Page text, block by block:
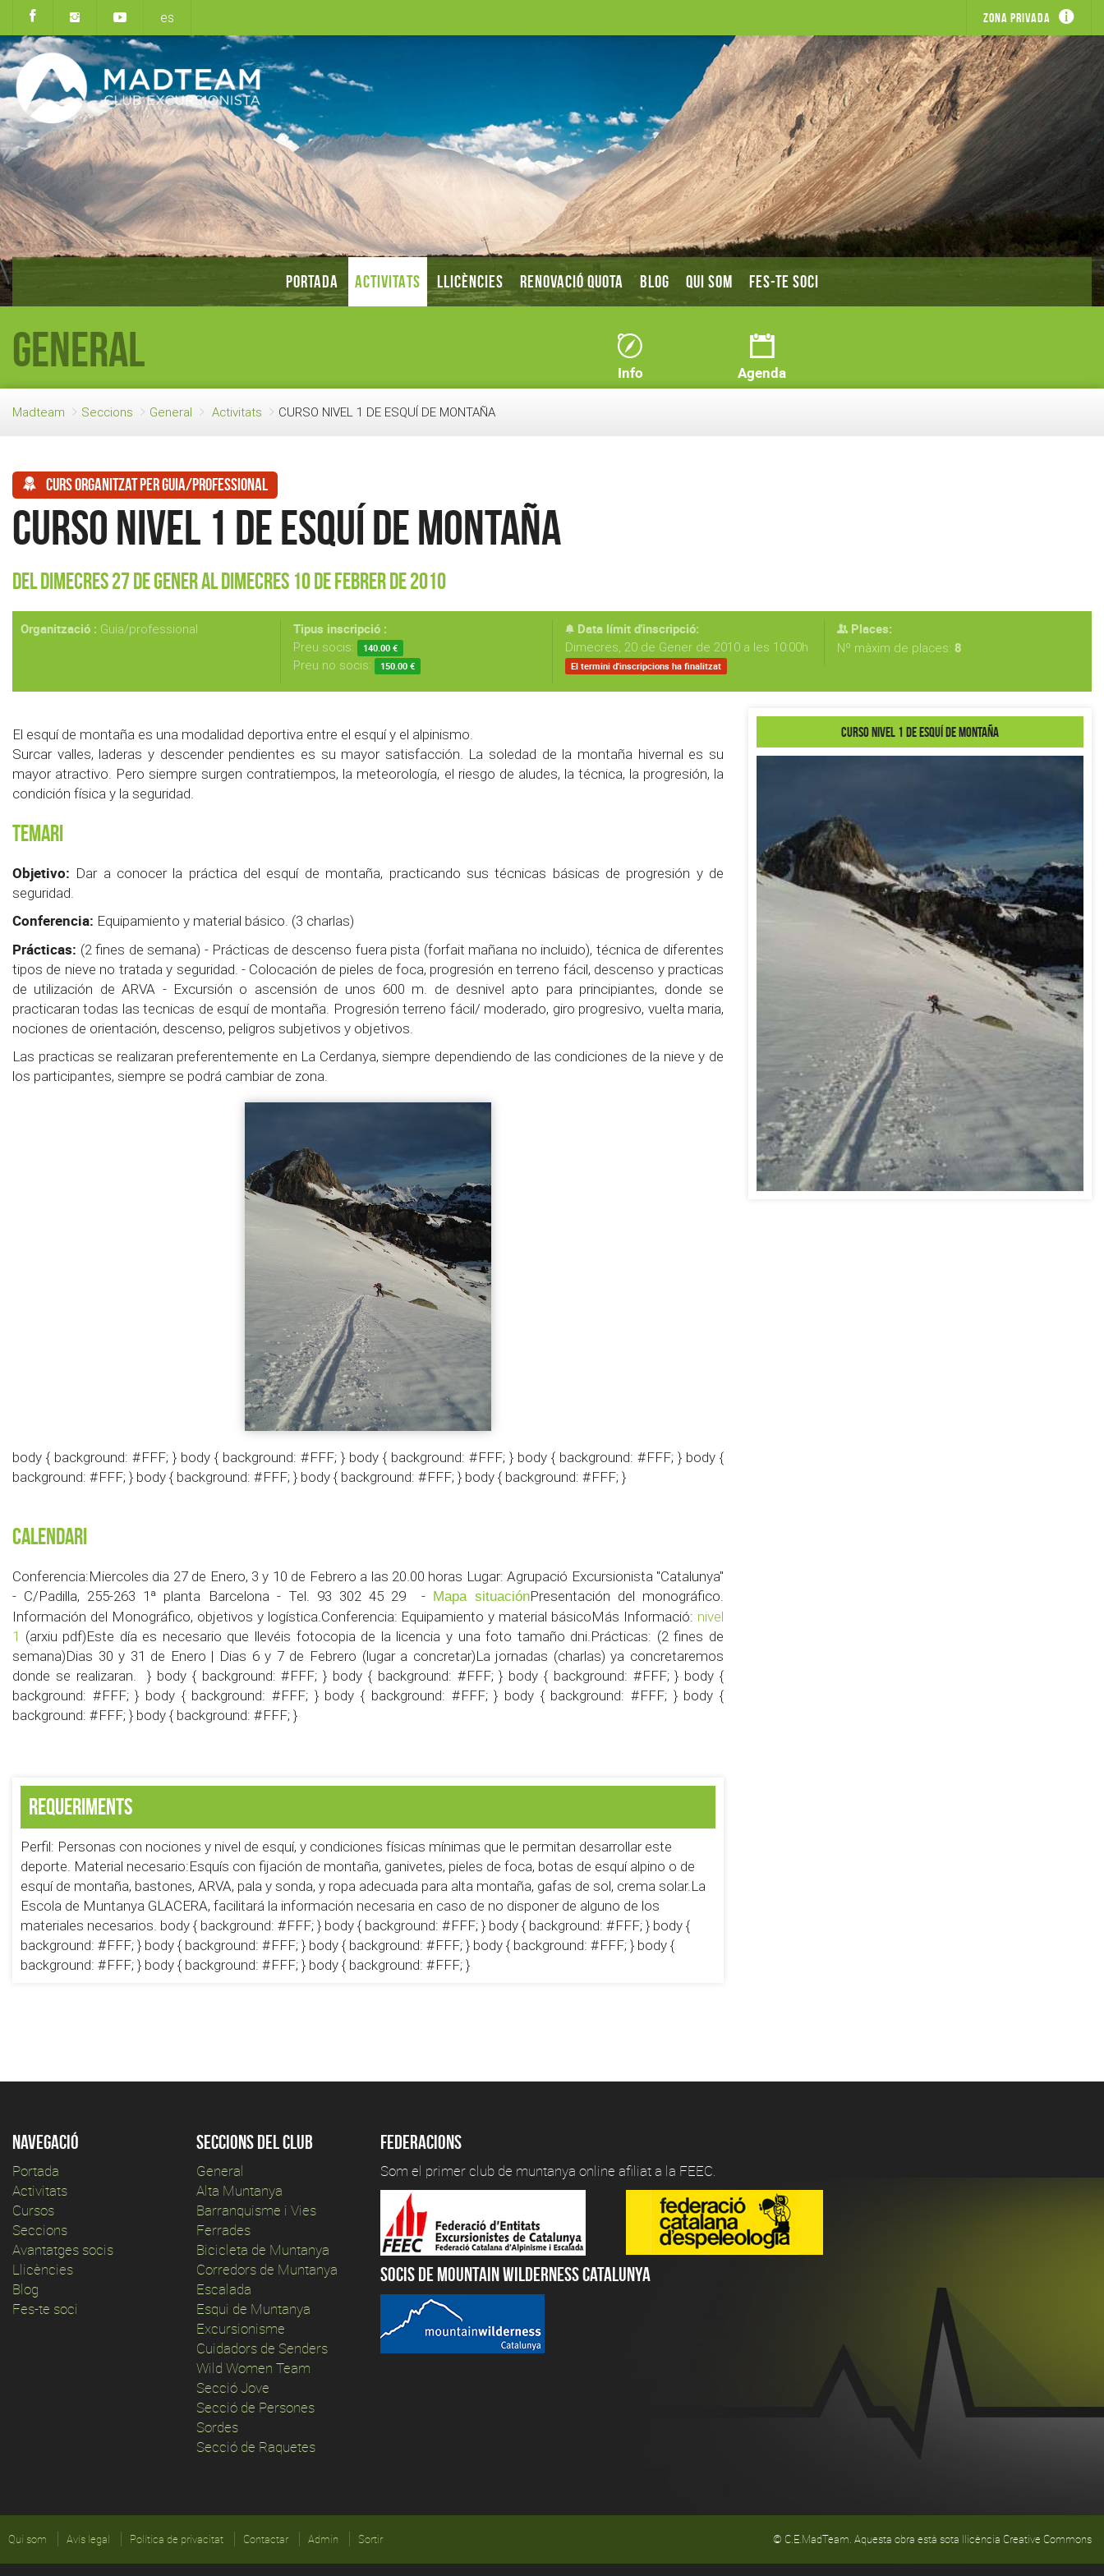
es Zona privada
PORTADA ACTIVITATS LLICÈNCIES RENOVACIÓ QUOTA BLOG QUI SOM FES-TE SOCI
General Info Agenda
Madteam Seccions General Activitats CURSO NIVEL 1 DE ESQUÍ DE MONTAÑA
Curs organitzat per guia/professional
CURSO NIVEL 1 DE ESQUÍ DE MONTAÑA
Del Dimecres 27 de Gener al Dimecres 10 de Febrer de 2010
Organització : Guia/professional Tipus inscripció :
Preu socis: 140.00 €
Preu no socis: 150.00 €
Data límit d'inscripció:
Dimecres, 20 de Gener de 2010 a les 10:00h
El termini d'inscripcions ha finalitzat
Places:
Nº màxim de places: 8
El esquí de montaña es una modalidad deportiva entre el esquí y el alpinismo.
Surcar valles, laderas y descender pendientes es su mayor satisfacción. La soledad de la montaña hivernal es su
mayor atractivo. Pero siempre surgen contratiempos, la meteorología, el riesgo de aludes, la técnica, la progresión, la
condición física y la seguridad.
Temari
Objetivo: Dar a conocer la práctica del esquí de montaña, practicando sus técnicas básicas de progresión y de
seguridad.
Conferencia: Equipamiento y material básico. (3 charlas)
Prácticas: (2 fines de semana) - Prácticas de descenso fuera pista (forfait mañana no incluido), técnica de diferentes
tipos de nieve no tratada y seguridad. - Colocación de pieles de foca, progresión en terreno fácil, descenso y practicas
de utilización de ARVA - Excursión o ascensión de unos 600 m. de desnivel apto para principiantes, donde se
practicaran todas las tecnicas de esquí de montaña. Progresión terreno fácil/ moderado, giro progresivo, vuelta maria,
nociones de orientación, descenso, peligros subjetivos y objetivos.
Las practicas se realizaran preferentemente en La Cerdanya, siempre dependiendo de las condiciones de la nieve y de
los participantes, siempre se podrá cambiar de zona.
body { background: #FFF; } body { background: #FFF; } body { background: #FFF; } body { background: #FFF; } body {
background: #FFF; } body { background: #FFF; } body { background: #FFF; } body { background: #FFF; }
Calendari
Conferencia:Miercoles dia 27 de Enero, 3 y 10 de Febrero a las 20.00 horas Lugar: Agrupació Excursionista "Catalunya"
- C/Padilla, 255-263 1ª planta Barcelona - Tel. 93 302 45 29 - Mapa situaciónPresentación del monográfico.
Información del Monográfico, objetivos y logística.Conferencia: Equipamiento y material básicoMás Informació: nivel
1 (arxiu pdf)Este día es necesario que llevéis fotocopia de la licencia y una foto tamaño dni.Prácticas: (2 fines de
semana)Dias 30 y 31 de Enero | Dias 6 y 7 de Febrero (lugar a concretar)La jornadas (charlas) ya concretaremos
donde se realizaran. } body { background: #FFF; } body { background: #FFF; } body { background: #FFF; } body {
background: #FFF; } body { background: #FFF; } body { background: #FFF; } body { background: #FFF; } body {
background: #FFF; } body { background: #FFF; }
Requeriments
Perfil: Personas con nociones y nivel de esquí, y condiciones físicas mínimas que le permitan desarrollar este
deporte. Material necesario:Esquís con fijación de montaña, ganivetes, pieles de foca, botas de esquí alpino o de
esquí de montaña, bastones, ARVA, pala y sonda, y ropa adecuada para alta montaña, gafas de sol, crema solar.La
Escola de Muntanya GLACERA, facilitará la información necesaria en caso de no disponer de alguno de los
materiales necesarios. body { background: #FFF; } body { background: #FFF; } body { background: #FFF; } body {
background: #FFF; } body { background: #FFF; } body { background: #FFF; } body { background: #FFF; } body {
background: #FFF; } body { background: #FFF; } body { background: #FFF; }
CURSO NIVEL 1 DE ESQUÍ DE MONTAÑA
Navegació
Portada
Activitats
Cursos
Seccions
Avantatges socis
Llicències
Blog
Fes-te soci
Seccions del club
General
Alta Muntanya
Barranquisme i Vies
Ferrades
Bicicleta de Muntanya
Corredors de Muntanya
Escalada
Esqui de Muntanya
Excursionisme
Cuidadors de Senders
Wild Women Team
Secció Jove
Secció de Persones
Sordes
Secció de Raquetes
Federacions
Som el primer club de muntanya online afiliat a la FEEC.
Socis de Mountain Wilderness Catalunya
Qui som Avís legal Política de privacitat Contactar Admin Sortir © C.E.MadTeam. Aquesta obra està sota llicència Creative Commons